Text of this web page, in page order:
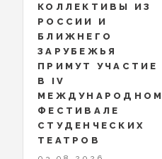
КОЛЛЕКТИВЫ ИЗ
РОССИИ И
БЛИЖНЕГО
ЗАРУБЕЖЬЯ
ПРИМУТ УЧАСТИЕ
В IV
МЕЖДУНАРОДНОМ
ФЕСТИВАЛЕ
СТУДЕНЧЕСКИХ
ТЕАТРОВ